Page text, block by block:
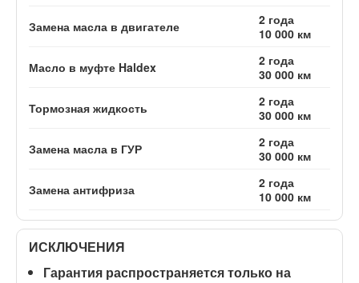
Замена масла в двигателе
2 года
10 000 км
Масло в муфте Haldex
2 года
30 000 км
Тормозная жидкость
2 года
30 000 км
Замена масла в ГУР
2 года
30 000 км
Замена антифриза
2 года
10 000 км
ИСКЛЮЧЕНИЯ
Гарантия распространяетсятолько на